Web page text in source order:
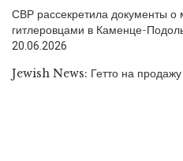
СВР рассекретила документы о
гитлеровцами в Каменце-
20.06.2026
Jewish News: Гетто на продажу